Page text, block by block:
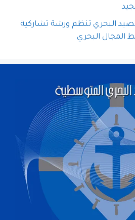
البحري تنظم ورشة تشاركية
المجال البحري